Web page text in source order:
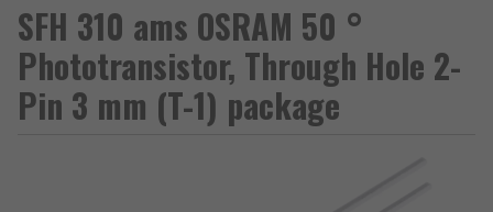
SFH 310 ams OSRAM 50 °
Phototransistor, Through Hole 2-
Pin 3 mm (T-1) package